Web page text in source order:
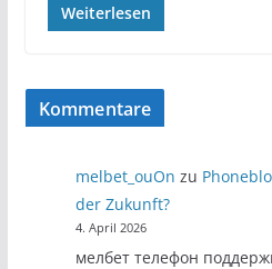
Weiterlesen
Kommentare
melbet_ouOn zu
der Zukunft?
4. April 2026
мелбет телефон